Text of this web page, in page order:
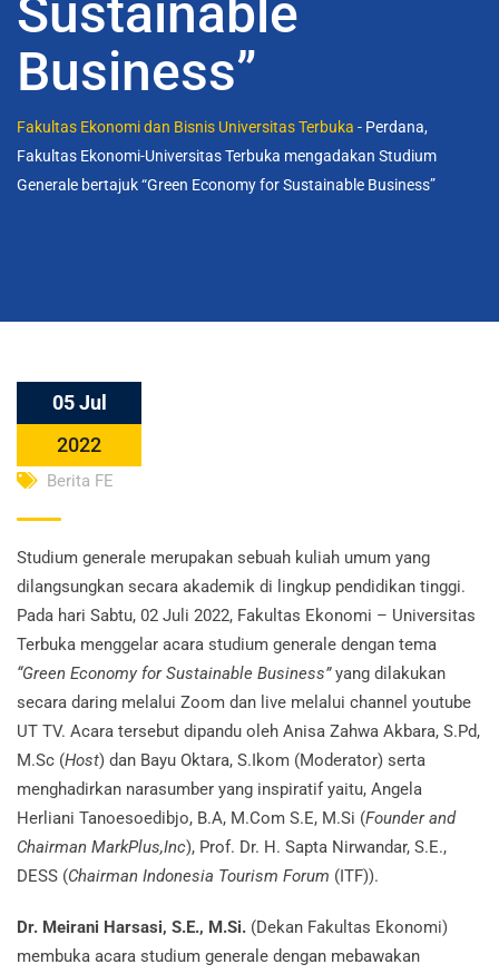
Sustainable
Business”
Fakultas Ekonomi dan Bisnis Universitas Terbuka - Perdana,
Fakultas Ekonomi-Universitas Terbuka mengadakan Studium
Generale bertajuk “Green Economy for Sustainable Business”
05 Jul
2022
Berita FE
Studium generale merupakan sebuah kuliah umum yang
dilangsungkan secara akademik di lingkup pendidikan tinggi.
Pada hari Sabtu, 02 Juli 2022, Fakultas Ekonomi – Universitas
Terbuka menggelar acara studium generale dengan tema
“Green Economy for Sustainable Business”yang dilakukan
secara daring melalui Zoom dan live melalui channel youtube
UT TV. Acara tersebut dipandu oleh Anisa Zahwa Akbara, S.Pd,
M.Sc (Host) dan Bayu Oktara, S.Ikom (Moderator) serta
menghadirkan narasumber yang inspiratif yaitu, Angela
Herliani Tanoesoedibjo, B.A, M.Com S.E, M.Si (Founder and
Chairman MarkPlus,Inc), Prof. Dr. H. Sapta Nirwandar, S.E.,
DESS (Chairman Indonesia Tourism Forum (ITF)).
Dr. Meirani Harsasi, S.E., M.Si. (Dekan Fakultas Ekonomi)
membuka acara studium generale dengan mebawakan